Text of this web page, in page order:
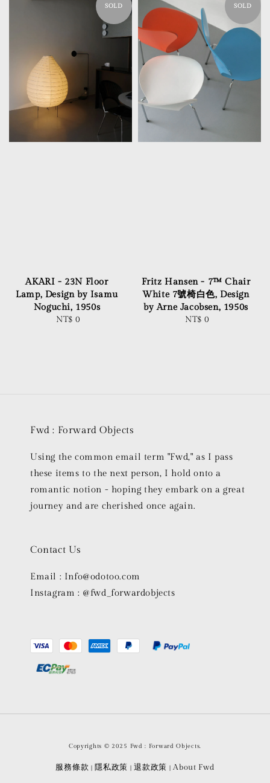
SOLD
AKARI - 23N Floor
Lamp, Design by Isamu
Noguchi, 1950s
Regular
NT$ 0
SOLD
Fritz Hansen - 7™ Chair
White 7號椅白色, Design
by Arne Jacobsen, 1950s
Regular
NT$ 0
Fwd : Forward Objects
Using the common email term "Fwd," as I pass
these items to the next person, I hold onto a
romantic notion - hoping they embark on a great
journey and are cherished once again.
Contact Us
Email : Info@odotoo.com
Instagram : @fwd_forwardobjects
Copyrights © 2025 Fwd : Forward Objects.
服務條款 隱私政策 |退款政策 |About Fwd